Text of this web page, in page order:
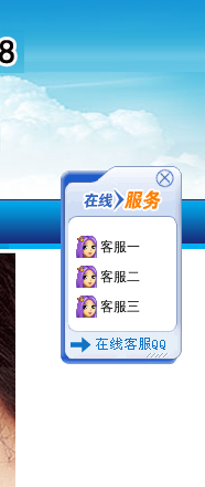
客服一
客服二
客服三